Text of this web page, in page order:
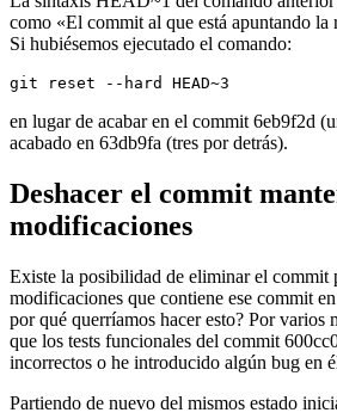
como «El commit al que está apuntando la
Si hubiésemos ejecutado el comando:
git reset --hard HEAD~3
en lugar de acabar en el commit 6eb9f2d
acabado en 63db9fa (tres por detrás).
Deshacer el commit
modificaciones
Existe la posibilidad de eliminar el commit
modificaciones que contiene ese commit
por qué querríamos hacer esto? Por varios
que los tests funcionales del commit
incorrectos o he introducido algún bug en
Partiendo de nuevo del mismos estado